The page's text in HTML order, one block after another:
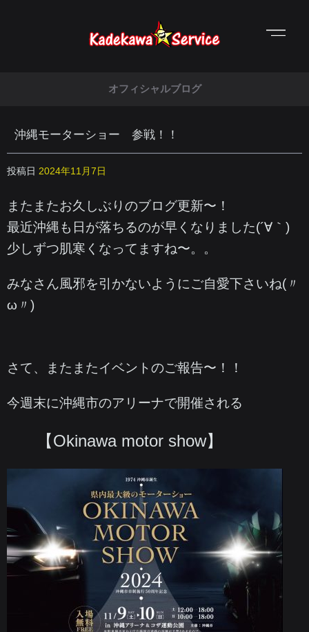
オフィシャルブログ
沖縄モーターショー 参戦！！
投稿日 2024年11月7日
またまたお久しぶりのブログ更新〜！
最近沖縄も日が落ちるのが早くなりました(´∀｀)
少しずつ肌寒くなってますね〜。。
みなさん風邪を引かないようにご自愛下さいね(〃
ω〃)
さて、またまたイベントのご報告〜！！
今週末に沖縄市のアリーナで開催される
【Okinawa motor show】